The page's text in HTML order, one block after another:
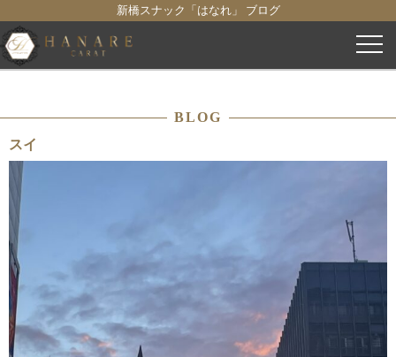
新橋スナック「はなれ」 ブログ
コ
ン
ツ
キ
BLOG
スイ